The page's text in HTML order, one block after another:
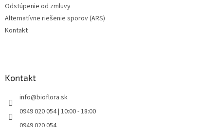
Odstúpenie od zmluvy
Alternatívne riešenie sporov (ARS)
Kontakt
Kontakt
info@bioflora.sk
0949 020 054 | 10:00 - 18:00